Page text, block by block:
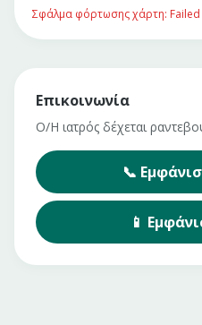
Σφάλμα φόρτωσης χάρτη:
Επικοινωνία
Ο/Η ιατρός δέχεται
📞
📱